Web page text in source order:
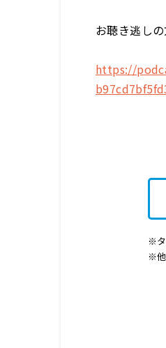
お聴き逃し
https://
※タ
※他